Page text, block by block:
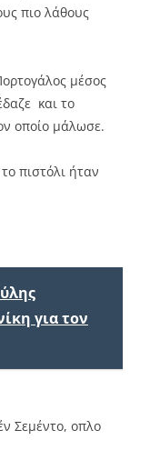
πιο λάθους
μέσος
και το
οποίο μάλωσε.
πιστόλι ήταν
για τον
Σεμέντο, οπλο